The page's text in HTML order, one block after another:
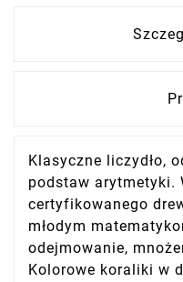
Klasyczne liczydło,
podstaw arytmetyki.
certyfikowanego
młodym
odejmowanie,
Kolorowe koraliki w